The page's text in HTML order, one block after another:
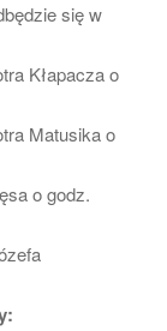
się w
Kłapacza o
Matusika o
o godz.